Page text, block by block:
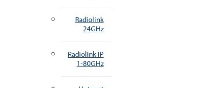
Radiolink
24GHz
Radiolink IP
1-80GHz